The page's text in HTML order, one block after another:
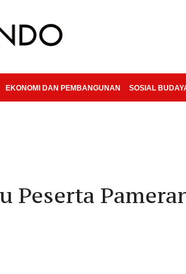
EKONOMI DAN PEMBANGUNAN SOSIAL
Peserta